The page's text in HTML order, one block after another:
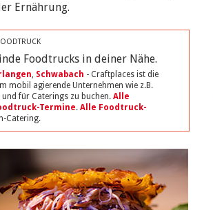
Ernährung.
Foodtrucks in deiner Nähe.
, Schwabach - Craftplaces ist die
mobil agierende Unternehmen wie z.B.
für Caterings zu buchen. Alle
Termine. Alle Foodtruck-
Catering.